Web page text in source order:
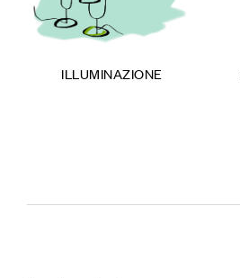
ILLUMINAZIONE